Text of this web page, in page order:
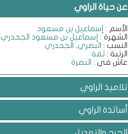
عن حياة الراوي
الأسم : إسماعيل بن مسعود
الشهرة : إسماعيل بن مسعود الجحدري
النسب : البصري, الجحدري
الرتبة : ثقة
عاش في : البصرة
تلاميذ الراوي
أساتذة الراوي